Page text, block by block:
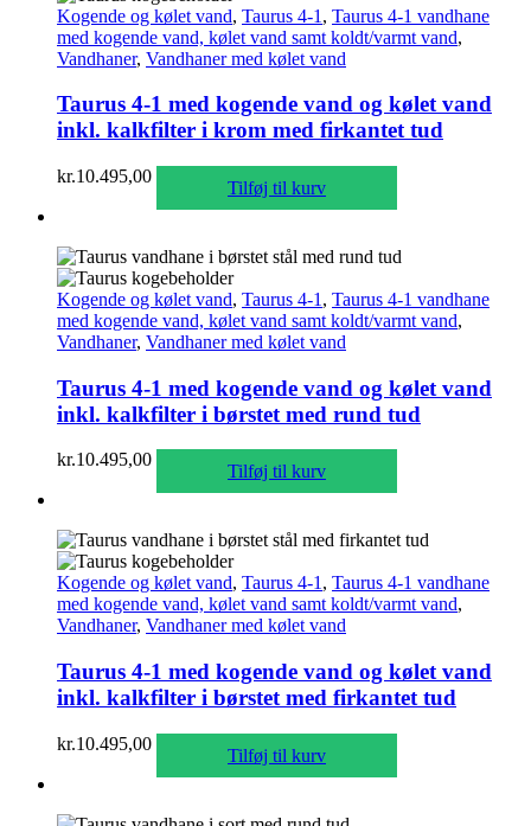
Kogende og kølet vand, Taurus 4-1 , Taurus 4-1 vandhane
med kogende vand, kølet vand samt koldt/varmt vand,
Vandhaner, Vandhaner med kølet vand
Taurus 4-1 med kogende vand og kølet vand
inkl. kalkfilter i krom med firkantet tud
kr.10.495,00
Tilføj til kurv
Kogende og kølet vand, Taurus 4-1 , Taurus 4-1 vandhane
med kogende vand, kølet vand samt koldt/varmt vand,
Vandhaner, Vandhaner med kølet vand
Taurus 4-1 med kogende vand og kølet vand
inkl. kalkfilter i børstet med rund tud
kr.10.495,00
Tilføj til kurv
Kogende og kølet vand, Taurus 4-1 , Taurus 4-1 vandhane
med kogende vand, kølet vand samt koldt/varmt vand,
Vandhaner, Vandhaner med kølet vand
Taurus 4-1 med kogende vand og kølet vand
inkl. kalkfilter i børstet med firkantet tud
kr.10.495,00
Tilføj til kurv